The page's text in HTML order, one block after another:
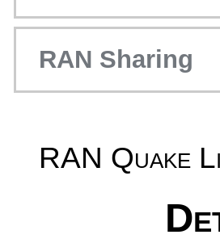
RAN Sharing
RAN Quake